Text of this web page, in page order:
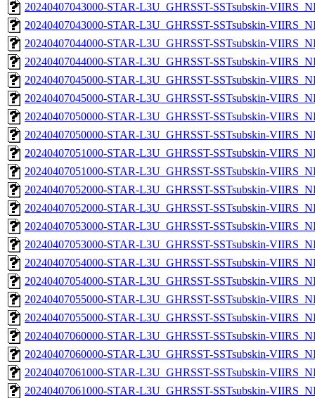
20240407043000-STAR-L3U_GHRSST-SSTsubskin-
20240407043000-STAR-L3U_GHRSST-SSTsubskin-
20240407044000-STAR-L3U_GHRSST-SSTsubskin-
20240407044000-STAR-L3U_GHRSST-SSTsubskin-
20240407045000-STAR-L3U_GHRSST-SSTsubskin-
20240407045000-STAR-L3U_GHRSST-SSTsubskin-
20240407050000-STAR-L3U_GHRSST-SSTsubskin-
20240407050000-STAR-L3U_GHRSST-SSTsubskin-
20240407051000-STAR-L3U_GHRSST-SSTsubskin-
20240407051000-STAR-L3U_GHRSST-SSTsubskin-
20240407052000-STAR-L3U_GHRSST-SSTsubskin-
20240407052000-STAR-L3U_GHRSST-SSTsubskin-
20240407053000-STAR-L3U_GHRSST-SSTsubskin-
20240407053000-STAR-L3U_GHRSST-SSTsubskin-
20240407054000-STAR-L3U_GHRSST-SSTsubskin-
20240407054000-STAR-L3U_GHRSST-SSTsubskin-
20240407055000-STAR-L3U_GHRSST-SSTsubskin-
20240407055000-STAR-L3U_GHRSST-SSTsubskin-
20240407060000-STAR-L3U_GHRSST-SSTsubskin-
20240407060000-STAR-L3U_GHRSST-SSTsubskin-
20240407061000-STAR-L3U_GHRSST-SSTsubskin-
20240407061000-STAR-L3U_GHRSST-SSTsubskin-